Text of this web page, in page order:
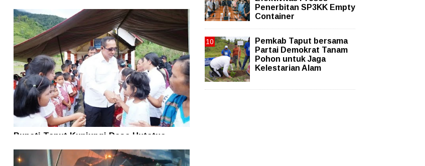
Bupati Taput Kunjungi Desa Hutatua
Kesejahteraan Masyarakat
Penerbitan SP3KK Empty
Container
Pemkab Taput bersama
Partai Demokrat Tanam
Pohon untuk Jaga
Kelestarian Alam